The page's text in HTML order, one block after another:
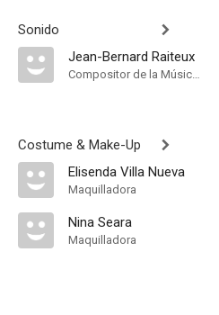
Sonido
Jean-Bernard Raiteux
Compositor de la Música Original
Costume & Make-Up
Elisenda Villa Nueva
Maquilladora
Nina Seara
Maquilladora